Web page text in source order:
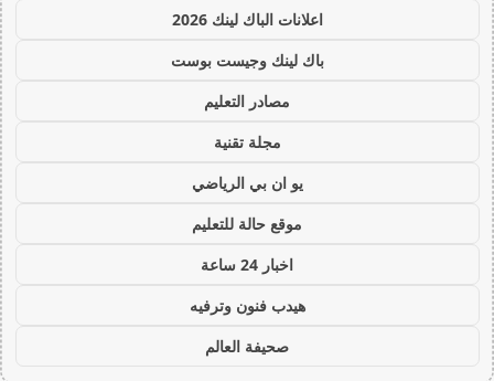
اعلانات الباك لينك 2026
باك لينك وجيست بوست
مصادر التعليم
مجلة تقنية
يو ان بي الرياضي
موقع حالة للتعليم
اخبار 24 ساعة
هيدب فنون وترفيه
صحيفة العالم